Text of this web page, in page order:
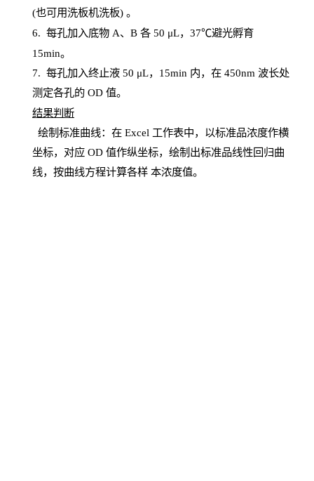
(也可用洗板机洗板) 。
6. 每孔加入底物A、B 各 50 μL，37℃避光孵育
15min。
7. 每孔加入终止液 50 μL， 15min 内，在450nm 波长处
测定各孔的 OD 值。
结果判断
绘制标准曲线：在 Excel 工作表中，以标准品浓度作横
坐标，对应OD 值作纵坐标，绘制出标准品线性回归曲
线，按曲线方程计算各样 本浓度值。